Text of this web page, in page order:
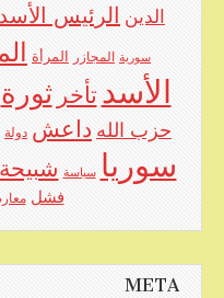
الدين الرئيس الأسد
سورية المجازر المرأة
الأسد تأخر ثورة
حزب الله داعش دولة
سوريا سياسة شبيحة
فشل
META